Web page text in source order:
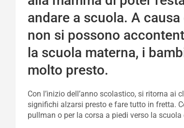
andare a scuola. A
non si possono
la scuola materna, i
molto presto.
Con l’inizio dell’anno scolastico, si ritorna ai
significhi alzarsi presto e fare tutto in fretta.
pullman o per la corsa a piedi verso la